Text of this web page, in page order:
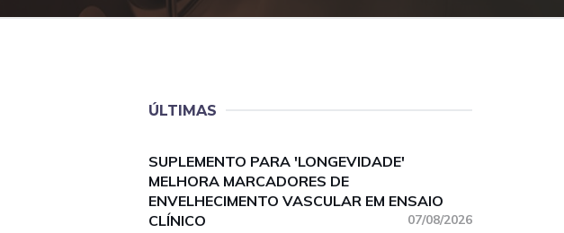
ÚLTIMAS
SUPLEMENTO PARA 'LONGEVIDADE'
MELHORA MARCADORES DE
ENVELHECIMENTO VASCULAR EM ENSAIO
CLÍNICO
07/08/2026